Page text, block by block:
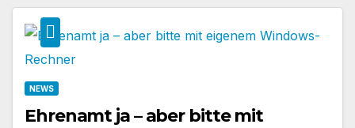
NEWS
Ehrenamt ja – aber bitte mit